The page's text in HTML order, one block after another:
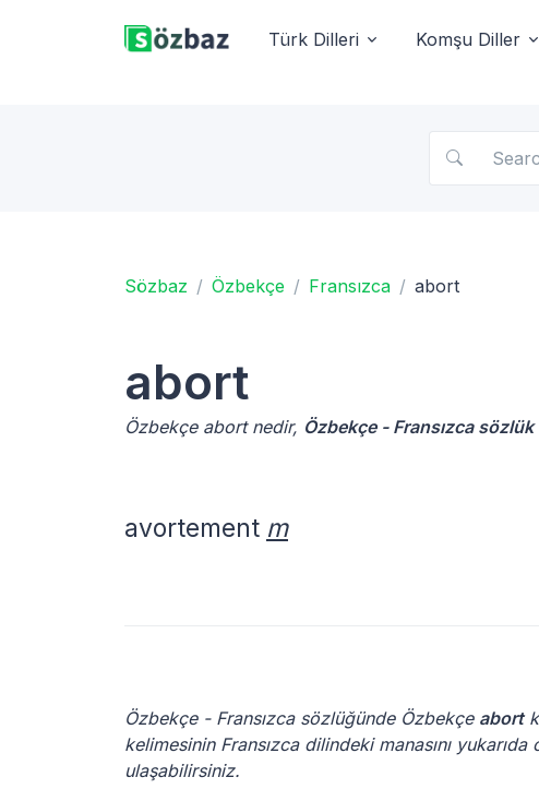
Türk Dilleri Komşu Diller
Sözbaz Özbekçe Fransızca abort
abort
Özbekçe abort nedir, Özbekçe - Fransızca sözlük
avortement m
Özbekçe - Fransızca sözlüğünde Özbekçe abort
kelimesinin Fransızca dilindeki manasını
ulaşabilirsiniz.